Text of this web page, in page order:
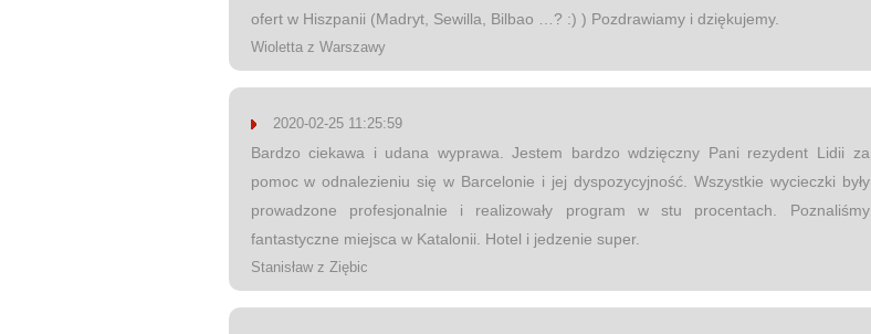
ofert w Hiszpanii (Madryt, Sewilla, Bilbao …? :) ) Pozdrawiamy i dziękujemy.
Wioletta z Warszawy
2020-02-25 11:25:59
Bardzo ciekawa i udana wyprawa. Jestem bardzo wdzięczny Pani rezydent Lidii za
pomoc w odnalezieniu się w Barcelonie i jej dyspozycyjność. Wszystkie wycieczki były
prowadzone profesjonalnie i realizowały program w stu procentach. Poznaliśmy
fantastyczne miejsca w Katalonii. Hotel i jedzenie super.
Stanisław z Ziębic